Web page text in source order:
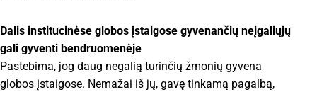
Dalis institucinėse globos įstaigose gyvenančių neįgaliųjų
gali gyventi bendruomenėje
Pastebima, jog daug negalią turinčių žmonių gyvena
globos įstaigose. Nemažai iš jų, gavę tinkamą pagalbą,